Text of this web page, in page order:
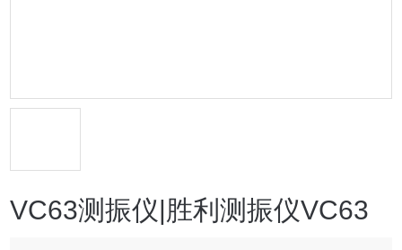
VC63测振仪|胜利测振仪VC63